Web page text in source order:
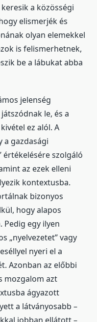
a közösségi
elismerjék és
olyan elemekkel
is felismerhetnek,
be a lábukat abba
jelenség
le, és a
ez alól. A
a gazdasági
értékelésére szolgáló
az ezek elleni
kontextusba.
bizonyos
hogy alapos
egy ilyen
„nyelvezetet” vagy
nyeri el a
Azonban az előbbi
mozgalom azt
ágyazott
a látványosabb –